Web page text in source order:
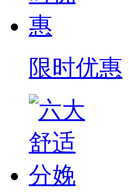
限时优惠